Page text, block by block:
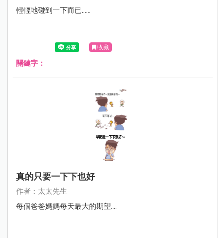
輕輕地碰到一下而已......
收藏
關鍵字：
真的只要一下下也好
作者：太太先生
每個爸爸媽媽每天最大的期望....